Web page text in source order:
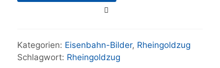
Kategorien: Eisenbahn-Bilder, Rheingoldzug
Schlagwort: Rheingoldzug